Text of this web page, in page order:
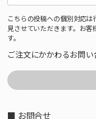
こちらの投稿への個別対応
見させていただきます。お客
す。
ご注文にかかわるお問い
■ お問合せ